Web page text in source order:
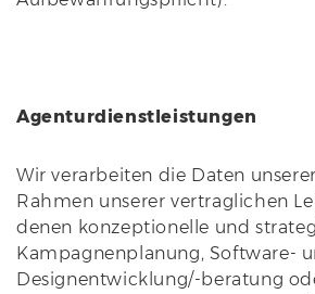
Agenturdienstleistungen
Wir verarbeiten die Daten
Rahmen unserer vertraglichen
denen konzeptionelle und
Kampagnenplanung, Software-
Designentwicklung/-beratung